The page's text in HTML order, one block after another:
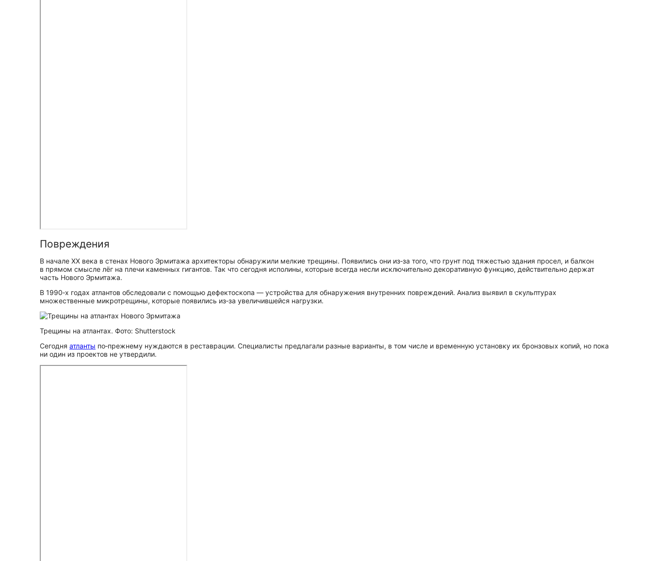
Повреждения
В начале XX века в стенах Нового Эрмитажа архитекторы обнаружили мелкие трещины. Появились они из‑за того, что грунт под тяжестью здания просел, и балкон
в прямом смысле лёг на плечи каменных гигантов. Так что сегодня исполины, которые всегда несли исключительно декоративную функцию, действительно держат
часть Нового Эрмитажа.
В 1990‑х годах атлантов обследовали с помощью дефектоскопа — устройства для обнаружения внутренних повреждений. Анализ выявил в скульптурах
множественные микротрещины, которые появились из‑за увеличившейся нагрузки.
Трещины на атлантах. Фото: Shutterstock
Сегодня атланты по‑прежнему нуждаются в реставрации. Специалисты предлагали разные варианты, в том числе и временную установку их бронзовых копий, но пока
ни один из проектов не утвердили.